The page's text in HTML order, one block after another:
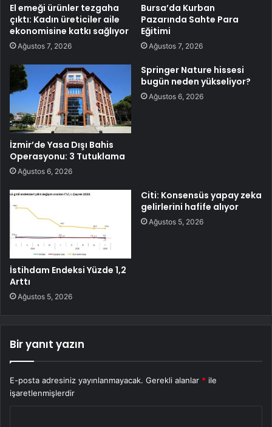
El emeği ürünler tezgaha
çıktı: Kadın üreticiler aile
ekonomisine katkı sağlıyor
Ağustos 7, 2026
Bursa’da Kurban
Pazarında Sahte Para
Eğitimi
Ağustos 7, 2026
İzmir’de Yasa Dışı Bahis
Operasyonu: 3 Tutuklama
Ağustos 6, 2026
Springer Nature hissesi
bugün neden yükseliyor?
Ağustos 6, 2026
İstihdam Endeksi Yüzde 1,2
Arttı
Ağustos 5, 2026
Citi: Konsensüs yapay zeka
gelirlerini hafife alıyor
Ağustos 5, 2026
Bir yanıt yazın
E-posta adresiniz yayınlanmayacak. Gerekli alanlar * ile
işaretlenmişlerdir